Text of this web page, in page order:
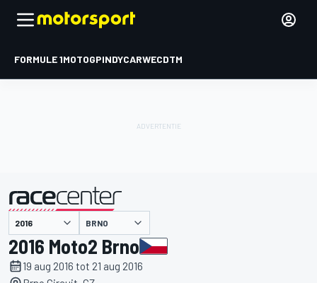
FORMULE 1MOTOGPINDYCARWECDTM
gepresenteerd door BRNO
2016 Moto2 Brno
19 aug 2016 tot 21 aug 2016